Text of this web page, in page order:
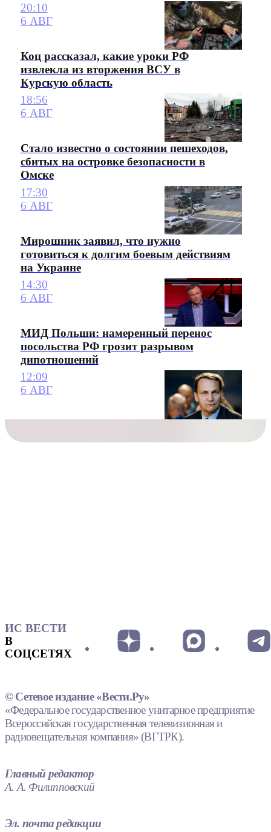
20:10
6 АВГ
Коц рассказал, какие уроки РФ
извлекла из вторжения ВСУ в
Курскую область
18:56
6 АВГ
Стало известно о состоянии пешеходов,
сбитых на островке безопасности в
Омске
17:30
6 АВГ
Мирошник заявил, что нужно
готовиться к долгим боевым действиям
на Украине
14:30
6 АВГ
МИД Польши: намеренный перенос
посольства РФ грозит разрывом
дипотношений
12:09
6 АВГ
ИС ВЕСТИ
В
СОЦСЕТЯХ
© Сетевое издание «Вести.Ру»
«Федеральное государственное унитарное предприятие
Всероссийская государственная телевизионная и
радиовещательная компания» (ВГТРК).
Главный редактор
А. А. Филипповский
Эл. почта редакции